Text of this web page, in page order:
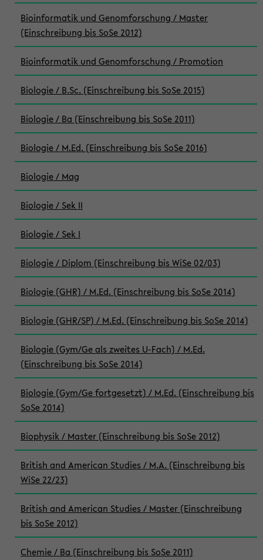
Bioinformatik und Genomforschung / Master
(Einschreibung bis SoSe 2012)
Bioinformatik und Genomforschung / Promotion
Biologie / B.Sc. (Einschreibung bis SoSe 2015)
Biologie / Ba (Einschreibung bis SoSe 2011)
Biologie / M.Ed. (Einschreibung bis SoSe 2016)
Biologie / Mag
Biologie / Sek II
Biologie / Sek I
Biologie / Diplom (Einschreibung bis WiSe 02/03)
Biologie (GHR) / M.Ed. (Einschreibung bis SoSe 2014)
Biologie (GHR/SP) / M.Ed. (Einschreibung bis SoSe 2014)
Biologie (Gym/Ge als zweites U-Fach) / M.Ed.
(Einschreibung bis SoSe 2014)
Biologie (Gym/Ge fortgesetzt) / M.Ed. (Einschreibung bis
SoSe 2014)
Biophysik / Master (Einschreibung bis SoSe 2012)
British and American Studies / M.A. (Einschreibung bis
WiSe 22/23)
British and American Studies / Master (Einschreibung
bis SoSe 2012)
Chemie / Ba (Einschreibung bis SoSe 2011)